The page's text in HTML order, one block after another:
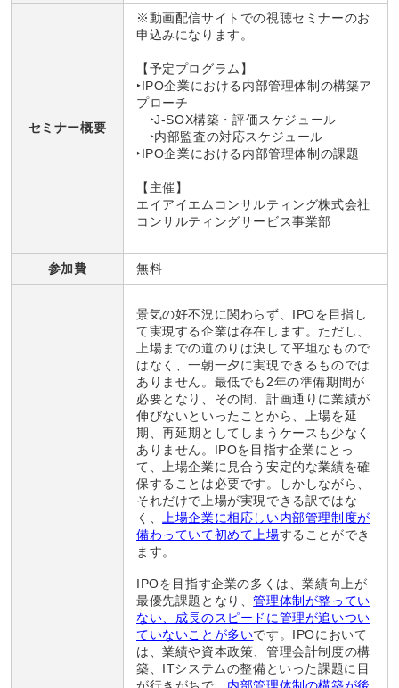
セミナー概要
※動画配信サイトでの視聴セミナーのお
申込みになります。
【予定プログラム】
‣IPO企業における内部管理体制の構築ア
プローチ
‣J-SOX構築・評価スケジュール
‣内部監査の対応スケジュール
‣IPO企業における内部管理体制の課題
【主催】
エイアイエムコンサルティング株式会社
コンサルティングサービス事業部
参加費 無料
景気の好不況に関わらず、IPOを目指し
て実現する企業は存在します。ただし、
上場までの道のりは決して平坦なもので
はなく、一朝一夕に実現できるものでは
ありません。最低でも2年の準備期間が
必要となり、その間、計画通りに業績が
伸びないといったことから、上場を延
期、再延期としてしまうケースも少なく
ありません。IPOを目指す企業にとっ
て、上場企業に見合う安定的な業績を確
保することは必要です。しかしながら、
それだけで上場が実現できる訳ではな
く、
上場企業に相応しい内部管理制度が
備わっていて初めて上場することができ
ます。
IPOを目指す企業の多くは、業績向上が
最優先課題となり、管理体制が整ってい
ない、成長のスピードに管理が追いつい
ていないことが多いです。IPOにおいて
は、業績や資本政策、管理会計制度の構
築、ITシステムの整備といった課題に目
が行きがちで、 内部管理体制の構築が後